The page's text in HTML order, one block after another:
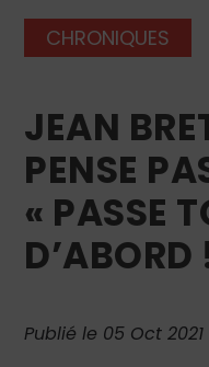
CHRONIQUES
JEAN
PENSE
« PASSE
D’ABORD
Publié le 05 Oct 2021